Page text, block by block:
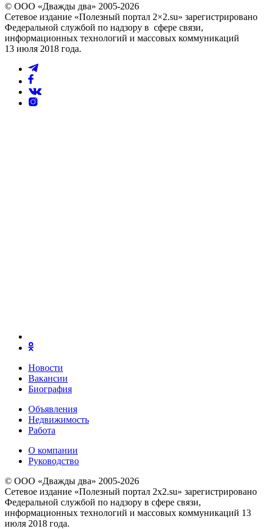
© ООО «Дважды два» 2005-2026
Сетевое издание «Полезный портал 2×2.su» зарегистрировано
Федеральной службой по надзору в сфере связи,
информационных технологий и массовых коммуникаций
13 июля 2018 года.
Новости
Вакансии
Биография
Объявления
Недвижимость
Работа
О компании
Руководство
© ООО «Дважды два» 2005-2026
Сетевое издание «Полезный портал 2x2.su» зарегистрировано
Федеральной службой по надзору в сфере связи,
информационных технологий и массовых коммуникаций 13
июля 2018 года.